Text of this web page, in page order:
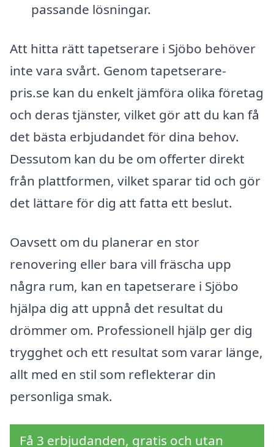
passande lösningar.
Att hitta rätt tapetserare i Sjöbo behöver
inte vara svårt. Genom tapetserare-
pris.se kan du enkelt jämföra olika företag
och deras tjänster, vilket gör att du kan få
det bästa erbjudandet för dina behov.
Dessutom kan du be om offerter direkt
från plattformen, vilket sparar tid och gör
det lättare för dig att fatta ett beslut.
Oavsett om du planerar en stor
renovering eller bara vill fräscha upp
några rum, kan en tapetserare i Sjöbo
hjälpa dig att uppnå det resultat du
drömmer om. Professionell hjälp ger dig
trygghet och ett resultat som varar länge,
allt med en stil som reflekterar din
personliga smak.
Få 3 erbjudanden, gratis och utan